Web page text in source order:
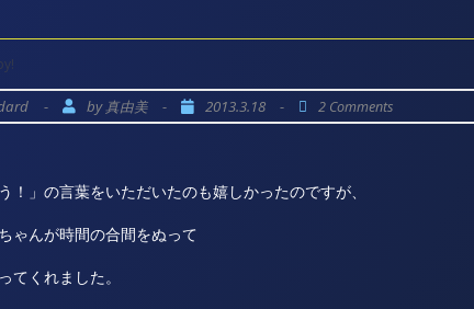
- by真由美 - 2013.3.18 - 2 Comments
！」の言葉をいただいたのも嬉しかったのですが、
ゃんが時間の合間をぬって
てくれました。